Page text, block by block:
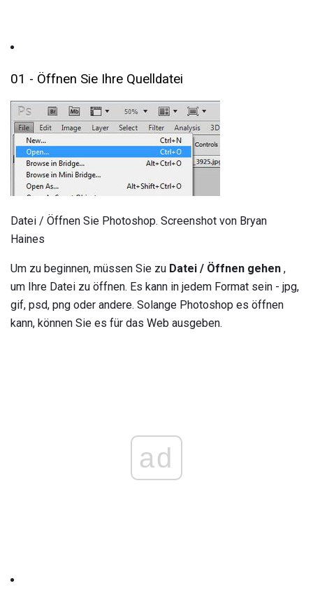
01 - Öffnen Sie Ihre Quelldatei
Datei / Öffnen Sie Photoshop. Screenshot von Bryan
Haines
Um zu beginnen, müssen Sie zu Datei / Öffnen gehen ,
um Ihre Datei zu öffnen. Es kann in jedem Format sein - jpg,
gif, psd, png oder andere. Solange Photoshop es öffnen
kann, können Sie es für das Web ausgeben.
ad